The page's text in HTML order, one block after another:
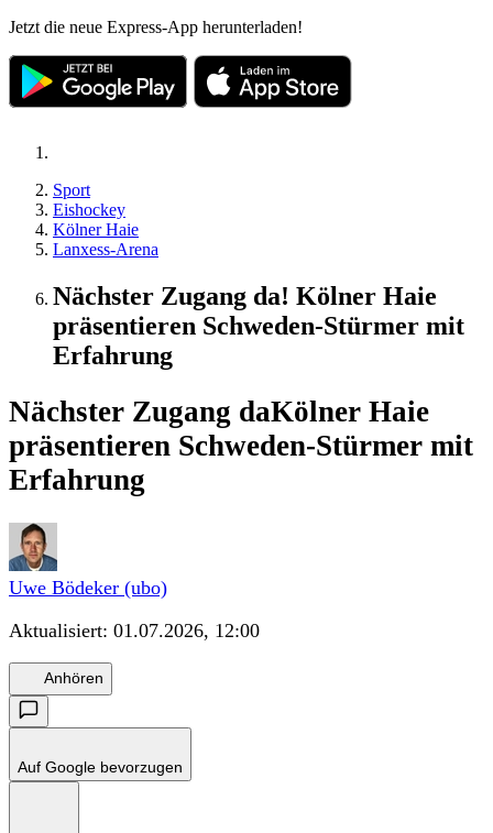
Jetzt die neue Express-App herunterladen!
Sport
Eishockey
Kölner Haie
Lanxess-Arena
Nächster Zugang da! Kölner Haie
präsentieren Schweden-Stürmer mit
Erfahrung
Nächster Zugang daKölner Haie
präsentieren Schweden-Stürmer mit
Erfahrung
Uwe Bödeker (ubo)
Aktualisiert: 01.07.2026, 12:00
Anhören
Auf Google bevorzugen